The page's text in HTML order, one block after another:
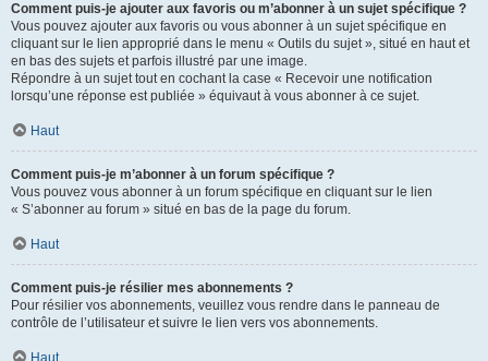
Comment puis-je ajouter aux favoris ou m’abonner à un sujet spécifique ?
Vous pouvez ajouter aux favoris ou vous abonner à un sujet spécifique en
cliquant sur le lien approprié dans le menu « Outils du sujet », situé en haut et
en bas des sujets et parfois illustré par une image.
Répondre à un sujet tout en cochant la case « Recevoir une notification
lorsqu’une réponse est publiée » équivaut à vous abonner à ce sujet.
Haut
Comment puis-je m’abonner à un forum spécifique ?
Vous pouvez vous abonner à un forum spécifique en cliquant sur le lien
« S’abonner au forum » situé en bas de la page du forum.
Haut
Comment puis-je résilier mes abonnements ?
Pour résilier vos abonnements, veuillez vous rendre dans le panneau de
contrôle de l’utilisateur et suivre le lien vers vos abonnements.
Haut